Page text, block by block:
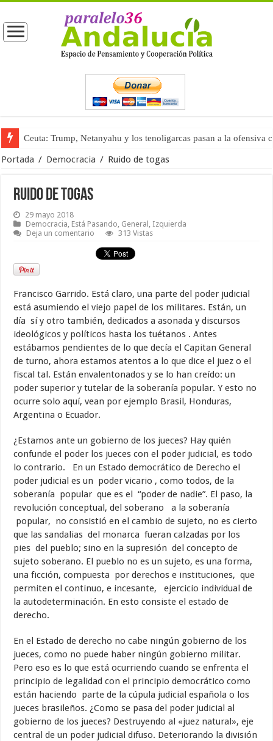
Ceuta: Trump, Netanyahu y los tenoligarcas pasan a la ofensiva
La masificación turística (tercera parte)
Portada / Democracia / Ruido de togas
Ruido de togas
29 mayo 2018
Democracia, Está Pasando, General , Izquierda
Deja un comentario
313 Vistas
Francisco Garrido. Está claro, una parte del poder judicial
está asumiendo el viejo papel de los militares. Están, un
día sí y otro también, dedicados a asonada y discursos
ideológicos y políticos hasta los tuétanos . Antes
estábamos pendientes de lo que decía el Capitan General
de turno, ahora estamos atentos a lo que dice el juez o el
fiscal tal. Están envalentonados y se lo han creído: un
poder superior y tutelar de la soberanía popular. Y esto no
ocurre solo aquí, vean por ejemplo Brasil, Honduras,
Argentina o Ecuador.
¿Estamos ante un gobierno de los jueces? Hay quién
confunde el poder los jueces con el poder judicial, es todo
lo contrario. En un Estado democrático de Derecho el
poder judicial es un poder vicario , como todos, de la
soberanía popular que es el “poder de nadie”. El paso, la
revolución conceptual, del soberano a la soberanía
popular, no consistió en el cambio de sujeto, no es cierto
que las sandalias del monarca fueran calzadas por los
pies del pueblo; sino en la supresión del concepto de
sujeto soberano. El pueblo no es un sujeto, es una forma,
una ficción, compuesta por derechos e instituciones, que
permiten el continuo, e incesante, ejercicio individual de
la autodeterminación. En esto consiste el estado de
derecho.
En el Estado de derecho no cabe ningún gobierno de los
jueces, como no puede haber ningún gobierno militar.
Pero eso es lo que está ocurriendo cuando se enfrenta el
principio de legalidad con el principio democrático como
están haciendo parte de la cúpula judicial española o los
jueces brasileños. ¿Como se pasa del poder judicial al
gobierno de los jueces? Destruyendo al «juez natural», eje
central de un poder judicial difuso. Deteriorando la división